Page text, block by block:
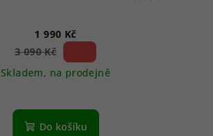
1 990 Kč
3 090 Kč
Skladem, na prodejně
Do košíku